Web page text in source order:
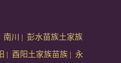
南川 | 彭水苗族土家族
| 酉阳土家族苗族 | 永